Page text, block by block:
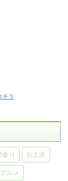
チラ
参り お土産
ルメ